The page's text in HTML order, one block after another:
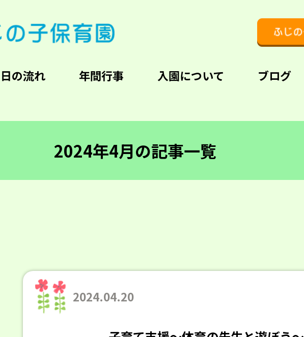
の流れ 年間行事 入園について ブログ
2024年4月の記事一覧
2024.04.20